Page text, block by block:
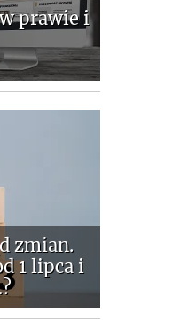
prawie i
zmian.
1 lipca i